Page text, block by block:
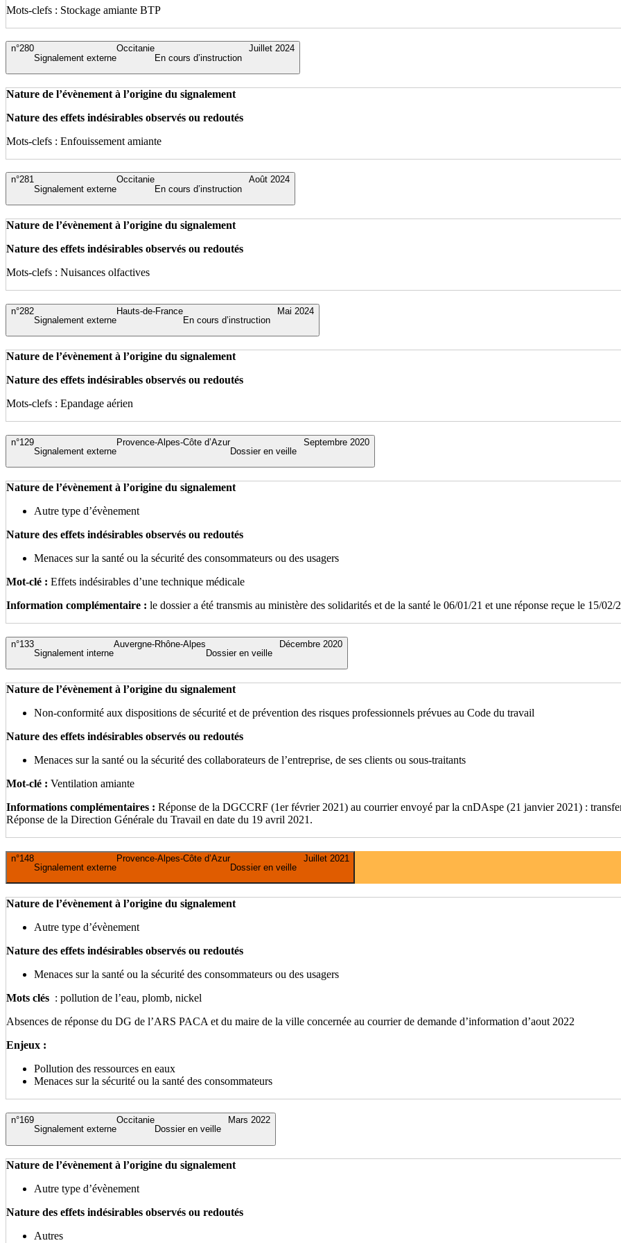
Mots-clefs : Stockage amiante BTP
Juillet 2024
En cours d’instruction
Occitanie
Signalement externe
n°280
Nature de l’évènement à l’origine du signalement
Nature des effets indésirables observés ou redoutés
Mots-clefs : Enfouissement amiante
Août 2024
En cours d’instruction
Occitanie
Signalement externe
n°281
Nature de l’évènement à l’origine du signalement
Nature des effets indésirables observés ou redoutés
Mots-clefs : Nuisances olfactives
Mai 2024
En cours d’instruction
Hauts-de-France
Signalement externe
n°282
Nature de l’évènement à l’origine du signalement
Nature des effets indésirables observés ou redoutés
Mots-clefs : Epandage aérien
Septembre 2020
Dossier en veille
Provence-Alpes-Côte d’Azur
Signalement externe
n°129
Nature de l’évènement à l’origine du signalement
Autre type d’évènement
Nature des effets indésirables observés ou redoutés
Menaces sur la santé ou la sécurité des consommateurs ou des usagers
Mot-clé : Effets indésirables d’une technique médicale
Information complémentaire : le dossier a été transmis au ministère des solidarités et de la santé le 06/01/21 et une réponse reçue le 15/02/
Décembre 2020
Dossier en veille
Auvergne-Rhône-Alpes
Signalement interne
n°133
Nature de l’évènement à l’origine du signalement
Non-conformité aux dispositions de sécurité et de prévention des risques professionnels prévues au Code du travail
Nature des effets indésirables observés ou redoutés
Menaces sur la santé ou la sécurité des collaborateurs de l’entreprise, de ses clients ou sous-traitants
Mot-clé : Ventilation amiante
Informations complémentaires : Réponse de la DGCCRF (1er février 2021) au courrier envoyé par la cnDAspe (21 janvier 2021) :
Réponse de la Direction Générale du Travail en date du 19 avril 2021.
Juillet 2021
Dossier en veille
Provence-Alpes-Côte d’Azur
Signalement externe
n°148
Nature de l’évènement à l’origine du signalement
Autre type d’évènement
Nature des effets indésirables observés ou redoutés
Menaces sur la santé ou la sécurité des consommateurs ou des usagers
Mots clés : pollution de l’eau, plomb, nickel
Absences de réponse du DG de l’ARS PACA et du maire de la ville concernée au courrier de demande d’information d’aout 2022
Enjeux :
Pollution des ressources en eaux
Menaces sur la sécurité ou la santé des consommateurs
Mars 2022
Dossier en veille
Occitanie
Signalement externe
n°169
Nature de l’évènement à l’origine du signalement
Autre type d’évènement
Nature des effets indésirables observés ou redoutés
Autres